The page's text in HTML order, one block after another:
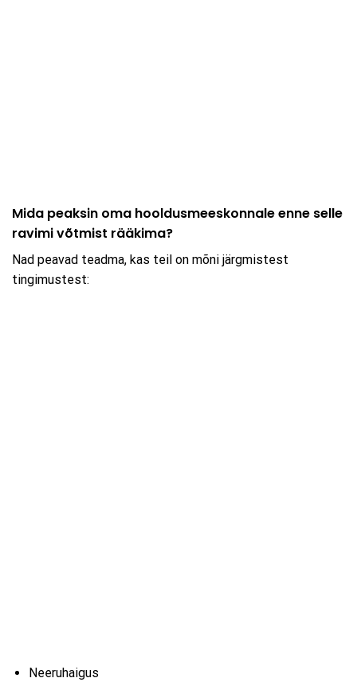
Mida peaksin oma hooldusmeeskonnale enne selle
ravimi võtmist rääkima?
Nad peavad teadma, kas teil on mõni järgmistest
tingimustest:
Neeruhaigus